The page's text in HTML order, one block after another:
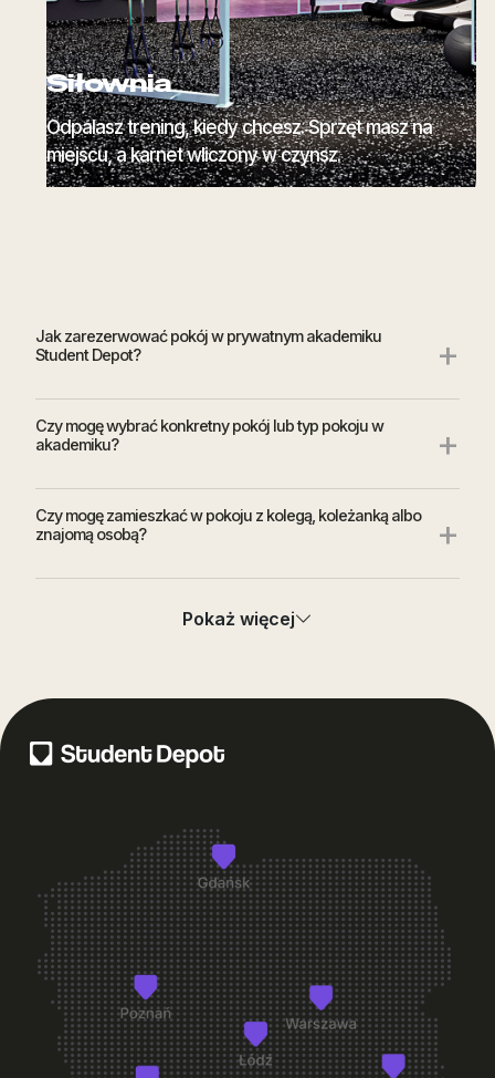
Siłownia
Odpalasz trening, kiedy chcesz. Sprzęt masz na
miejscu, a karnet wliczony w czynsz.
Jak zarezerwować pokój w prywatnym akademiku
Student Depot?
+
Czy mogę wybrać konkretny pokój lub typ pokoju w
akademiku?
+
Czy mogę zamieszkać w pokoju z kolegą, koleżanką albo
znajomą osobą?
+
podpisaniem umowy?
Co dostanę przy odbiorze pokoju? +
Co zrobić, jeśli po wprowadzeniu zauważę usterkę w
Czy mogę zmienić pokój po wprowadzeniu się?
Na jaki okres mogę wynająć pokój w Student Depot? +
Co jest wliczone w cenę pokoju? +
Pokaż więcej